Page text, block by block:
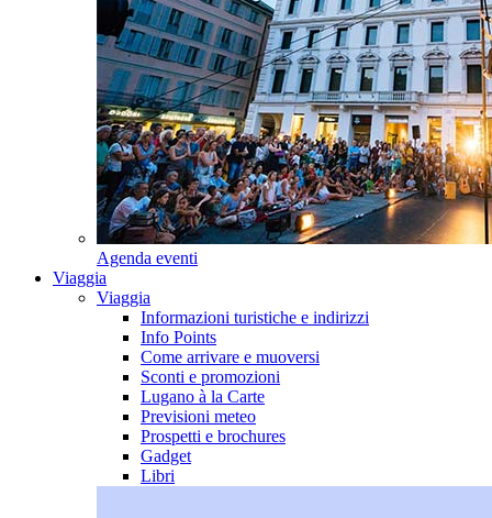
Agenda eventi
Viaggia
Viaggia
Informazioni turistiche e indirizzi
Info Points
Come arrivare e muoversi
Sconti e promozioni
Lugano à la Carte
Previsioni meteo
Prospetti e brochures
Gadget
Libri